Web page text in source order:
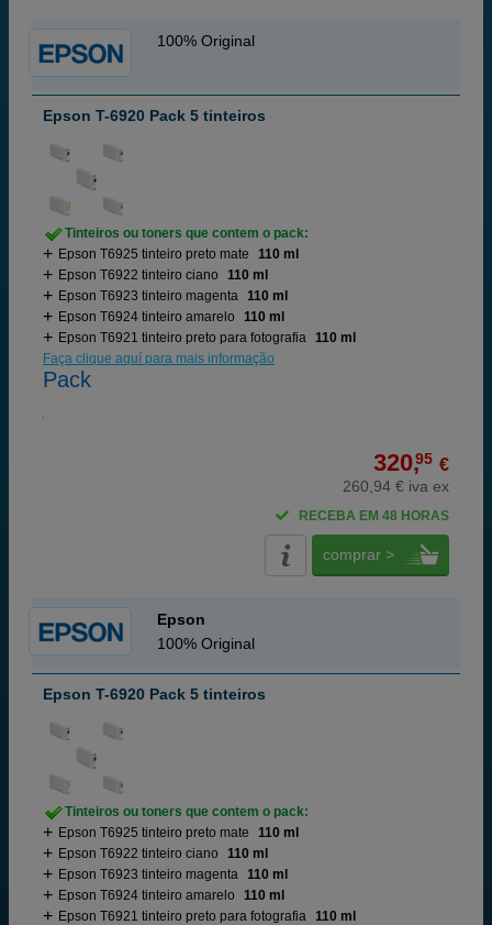
100% Original
Epson T-6920 Pack 5 tinteiros
Tinteiros ou toners que contem o pack:
Epson T6925 tinteiro preto mate
110 ml
Epson T6922 tinteiro ciano
110 ml
Epson T6923 tinteiro magenta 110 ml
Epson T6924 tinteiro amarelo
110 ml
Epson T6921 tinteiro preto para fotografia 110 ml
Faça clique aquí para mais informação
Pack
320,95 €
260,94 € iva ex
RECEBA EM 48 HORAS
comprar >
Epson
100% Original
Epson T-6920 Pack 5 tinteiros
Tinteiros ou toners que contem o pack:
Epson T6925 tinteiro preto mate
110 ml
Epson T6922 tinteiro ciano
110 ml
Epson T6923 tinteiro magenta 110 ml
Epson T6924 tinteiro amarelo
110 ml
Epson T6921 tinteiro preto para fotografia 110 ml